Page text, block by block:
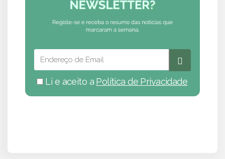
Li e aceito a Política de Privacidade